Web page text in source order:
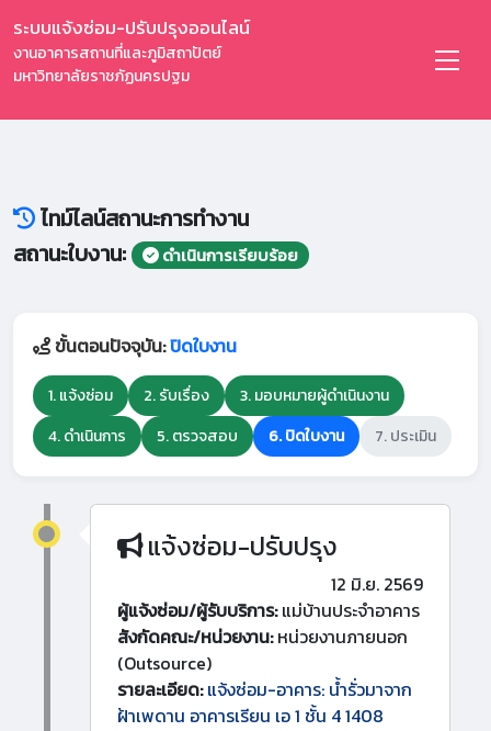
ระบบแจ้งซ่อม-ปรับปรุงออนไลน์
งานอาคารสถานที่และภูมิสถาปัตย์
มหาวิทยาลัยราชภัฏนครปฐม
ไทม์ไลน์สถานะการทำงาน
สถานะใบงาน:
ดำเนินการเรียบร้อย
ขั้นตอนปัจจุบัน:ปิดใบงาน
1. แจ้งซ่อม 2. รับเรื่อง
3. มอบหมายผู้ดำเนินงาน
4. ดำเนินการ
5. ตรวจสอบ 6. ปิดใบงาน 7. ประเมิน
แจ้งซ่อม-ปรับปรุง
12 มิ.ย. 2569
ผู้แจ้งซ่อม/ผู้รับบริการ:แม่บ้านประจำอาคาร
สังกัดคณะ/หน่วยงาน:หน่วยงานภายนอก
(Outsource)
รายละเอียด: แจ้งซ่อม-อาคาร: น้ำรั่วมาจาก
ฝ้าเพดาน อาคารเรียน เอ 1 ชั้น 4 1408